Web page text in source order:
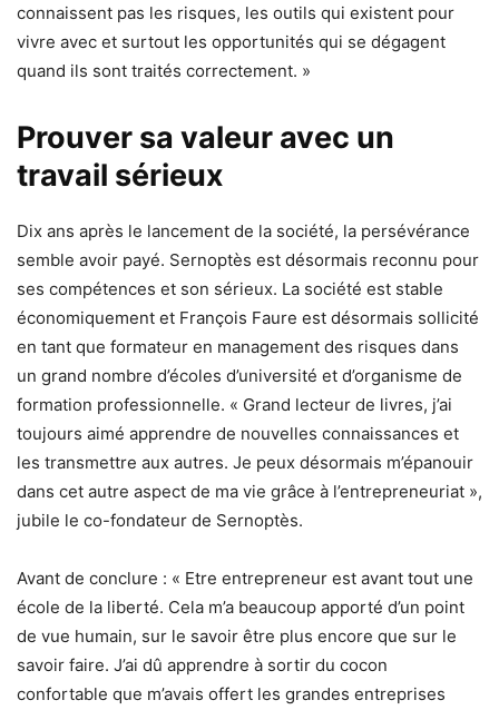
connaissent pas les risques, les outils qui existent pour
vivre avec et surtout les opportunités qui se dégagent
quand ils sont traités correctement. »
Prouver sa valeur avec un
travail sérieux
Dix ans après le lancement de la société, la persévérance
semble avoir payé. Sernoptès est désormais reconnu pour
ses compétences et son sérieux. La société est stable
économiquement et François Faure est désormais sollicité
en tant que formateur en management des risques dans
un grand nombre d’écoles d’université et d’organisme de
formation professionnelle. « Grand lecteur de livres, j’ai
toujours aimé apprendre de nouvelles connaissances et
les transmettre aux autres. Je peux désormais m’épanouir
dans cet autre aspect de ma vie grâce à l’entrepreneuriat »,
jubile le co-fondateur de Sernoptès.
Avant de conclure : « Etre entrepreneur est avant tout une
école de la liberté. Cela m’a beaucoup apporté d’un point
de vue humain, sur le savoir être plus encore que sur le
savoir faire. J’ai dû apprendre à sortir du cocon
confortable que m’avais offert les grandes entreprises